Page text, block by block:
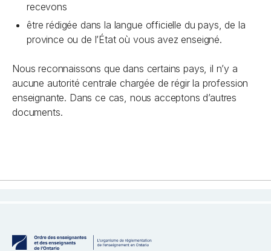
recevons
être rédigée dans la langue officielle du pays, de la
province ou de l’État où vous avez enseigné.
Nous reconnaissons que dans certains pays, il n’y a
aucune autorité centrale chargée de régir la profession
enseignante. Dans ce cas, nous acceptons d’autres
documents.